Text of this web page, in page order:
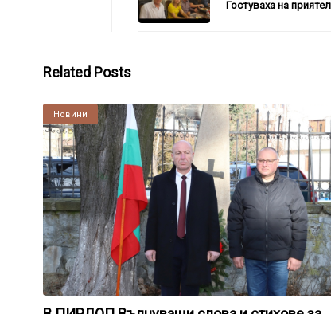
Гостуваха на
Related Posts
Култура
Новини